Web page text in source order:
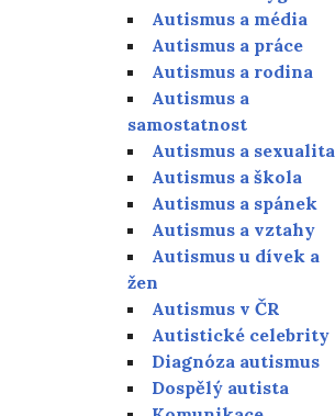
Autismus a média
Autismus a práce
Autismus a rodina
Autismus a
samostatnost
Autismus a sexualita
Autismus a škola
Autismus a spánek
Autismus a vztahy
Autismus u dívek a
žen
Autismus v ČR
Autistické celebrity
Diagnóza autismus
Dospělý autista